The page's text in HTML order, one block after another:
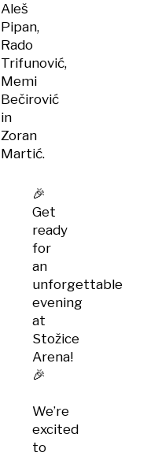
Aleš
Pipan,
Rado
Trifunović,
Memi
Bečirović
in
Zoran
Martić.
🎉
Get
ready
for
an
unforgettable
evening
at
Stožice
Arena!
🎉
We’re
excited
to